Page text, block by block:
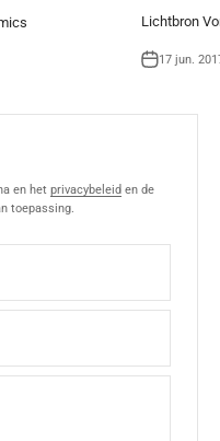
Lichtbron
17 jun.
en het privacybeleid en de
toepassing.